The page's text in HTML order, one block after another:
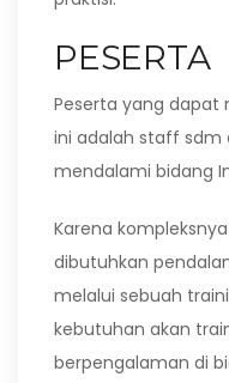
PESERTA
Peserta yang dapat
ini adalah staff sdm
mendalami bidang
Karena
dibutuhkan
melalui sebuah
kebutuhan akan
berpengalaman di